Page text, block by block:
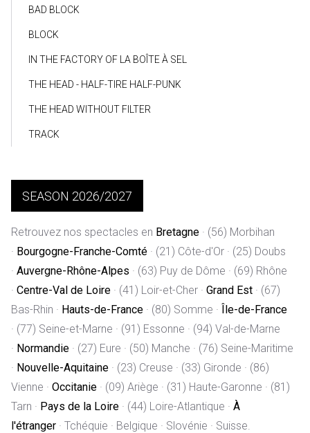
BAD BLOCK
BLOCK
IN THE FACTORY OF LA BOÎTE À SEL
THE HEAD - HALF-TIRE HALF-PUNK
THE HEAD WITHOUT FILTER
TRACK
SEASON 2026/2027
Retrouvez nos spectacles en Bretagne · (56) Morbihan
· Bourgogne-Franche-Comté · (21) Côte-d'Or · (25) Doubs
· Auvergne-Rhône-Alpes · (63) Puy de Dôme · (69) Rhône
· Centre-Val de Loire · (41) Loir-et-Cher · Grand Est · (67)
Bas-Rhin · Hauts-de-France · (80) Somme · Île-de-France
· (77) Seine-et-Marne · (91) Essonne · (94) Val-de-Marne
· Normandie · (27) Eure · (50) Manche · (76) Seine-Maritime
· Nouvelle-Aquitaine · (23) Creuse · (33) Gironde · (86)
Vienne · Occitanie · (09) Ariège · (31) Haute-Garonne · (81)
Tarn · Pays de la Loire · (44) Loire-Atlantique · À
l'étranger · Tchéquie · Belgique · Slovénie · Suisse.